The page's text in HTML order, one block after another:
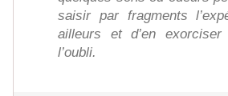
saisir par fragments
ailleurs et d’en
l’oubli.